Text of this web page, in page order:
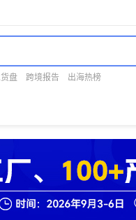
盘 跨境报告 出海热榜